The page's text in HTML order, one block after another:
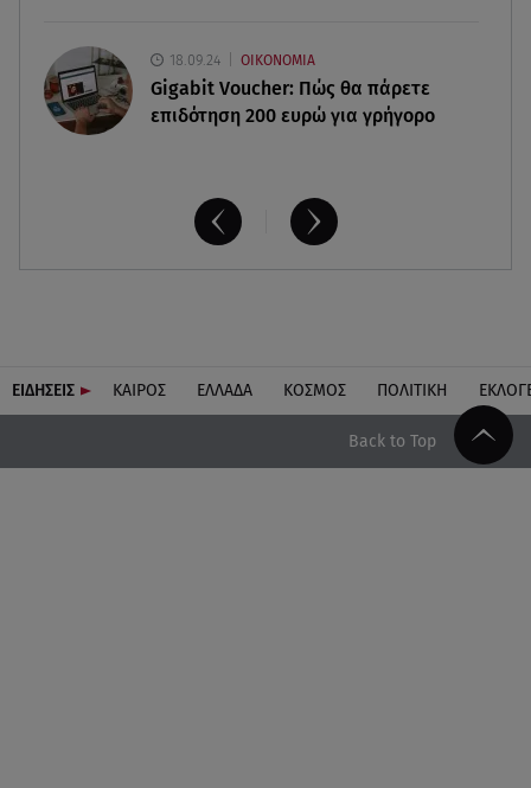
18.09.24 ΟΙΚΟΝΟΜΙΑ
Gigabit Voucher: Πώς θα πάρετε
επιδότηση 200 ευρώ για γρήγορο
ΕΙΔΗΣΕΙΣ ΚΑΙΡΟΣ ΕΛΛΑΔΑ ΚΟΣΜΟΣ ΠΟΛΙΤΙΚΗ
Back to Top